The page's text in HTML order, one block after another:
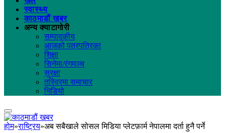
स्वास्थ्य
काठमाडौं खबर
अन्य क्याटागोरी
सम्पादकीय
आजको पत्रपत्रिका
शिक्षा
सिनेमा/रंगमञ्च
सुरक्षा
तस्विरमा समाचार
भिडियो
होम»राष्ट्रिय»अब सबैखाले सोसल मिडिया प्लेटफ़ार्म नेपालमा दर्ता हुनै पर्ने